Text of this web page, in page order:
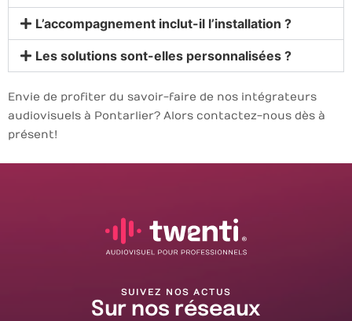
L’accompagnement inclut-il l’installation ?
Les solutions sont-elles personnalisées ?
Envie de profiter du savoir-faire de nos intégrateurs
audiovisuels à Pontarlier ? Alors contactez-nous dès à
présent !
SUIVEZ NOS ACTUS
Sur nos réseaux